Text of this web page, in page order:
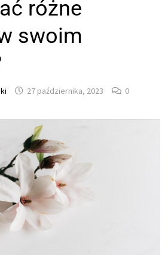
różne
swoim
27 października, 2023 0